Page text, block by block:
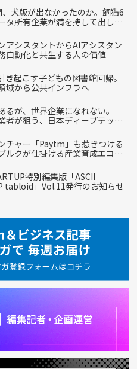
犬版が出なかったのか。飼猫6
タ所有企業が満を持して出し
アシスタントからAIアシスタン
自動化と共生する人の価値
き起こす子どもの図書館回帰。
域から公共インフラへ
るが、世界企業になれない。
者が狙う、日本ディープテック
チャー「Paytm」も惹きつける
ルクが仕掛ける産業育成エコシ
特別編集版「ASCII
tabloid」Vol.11発行のお知らせ